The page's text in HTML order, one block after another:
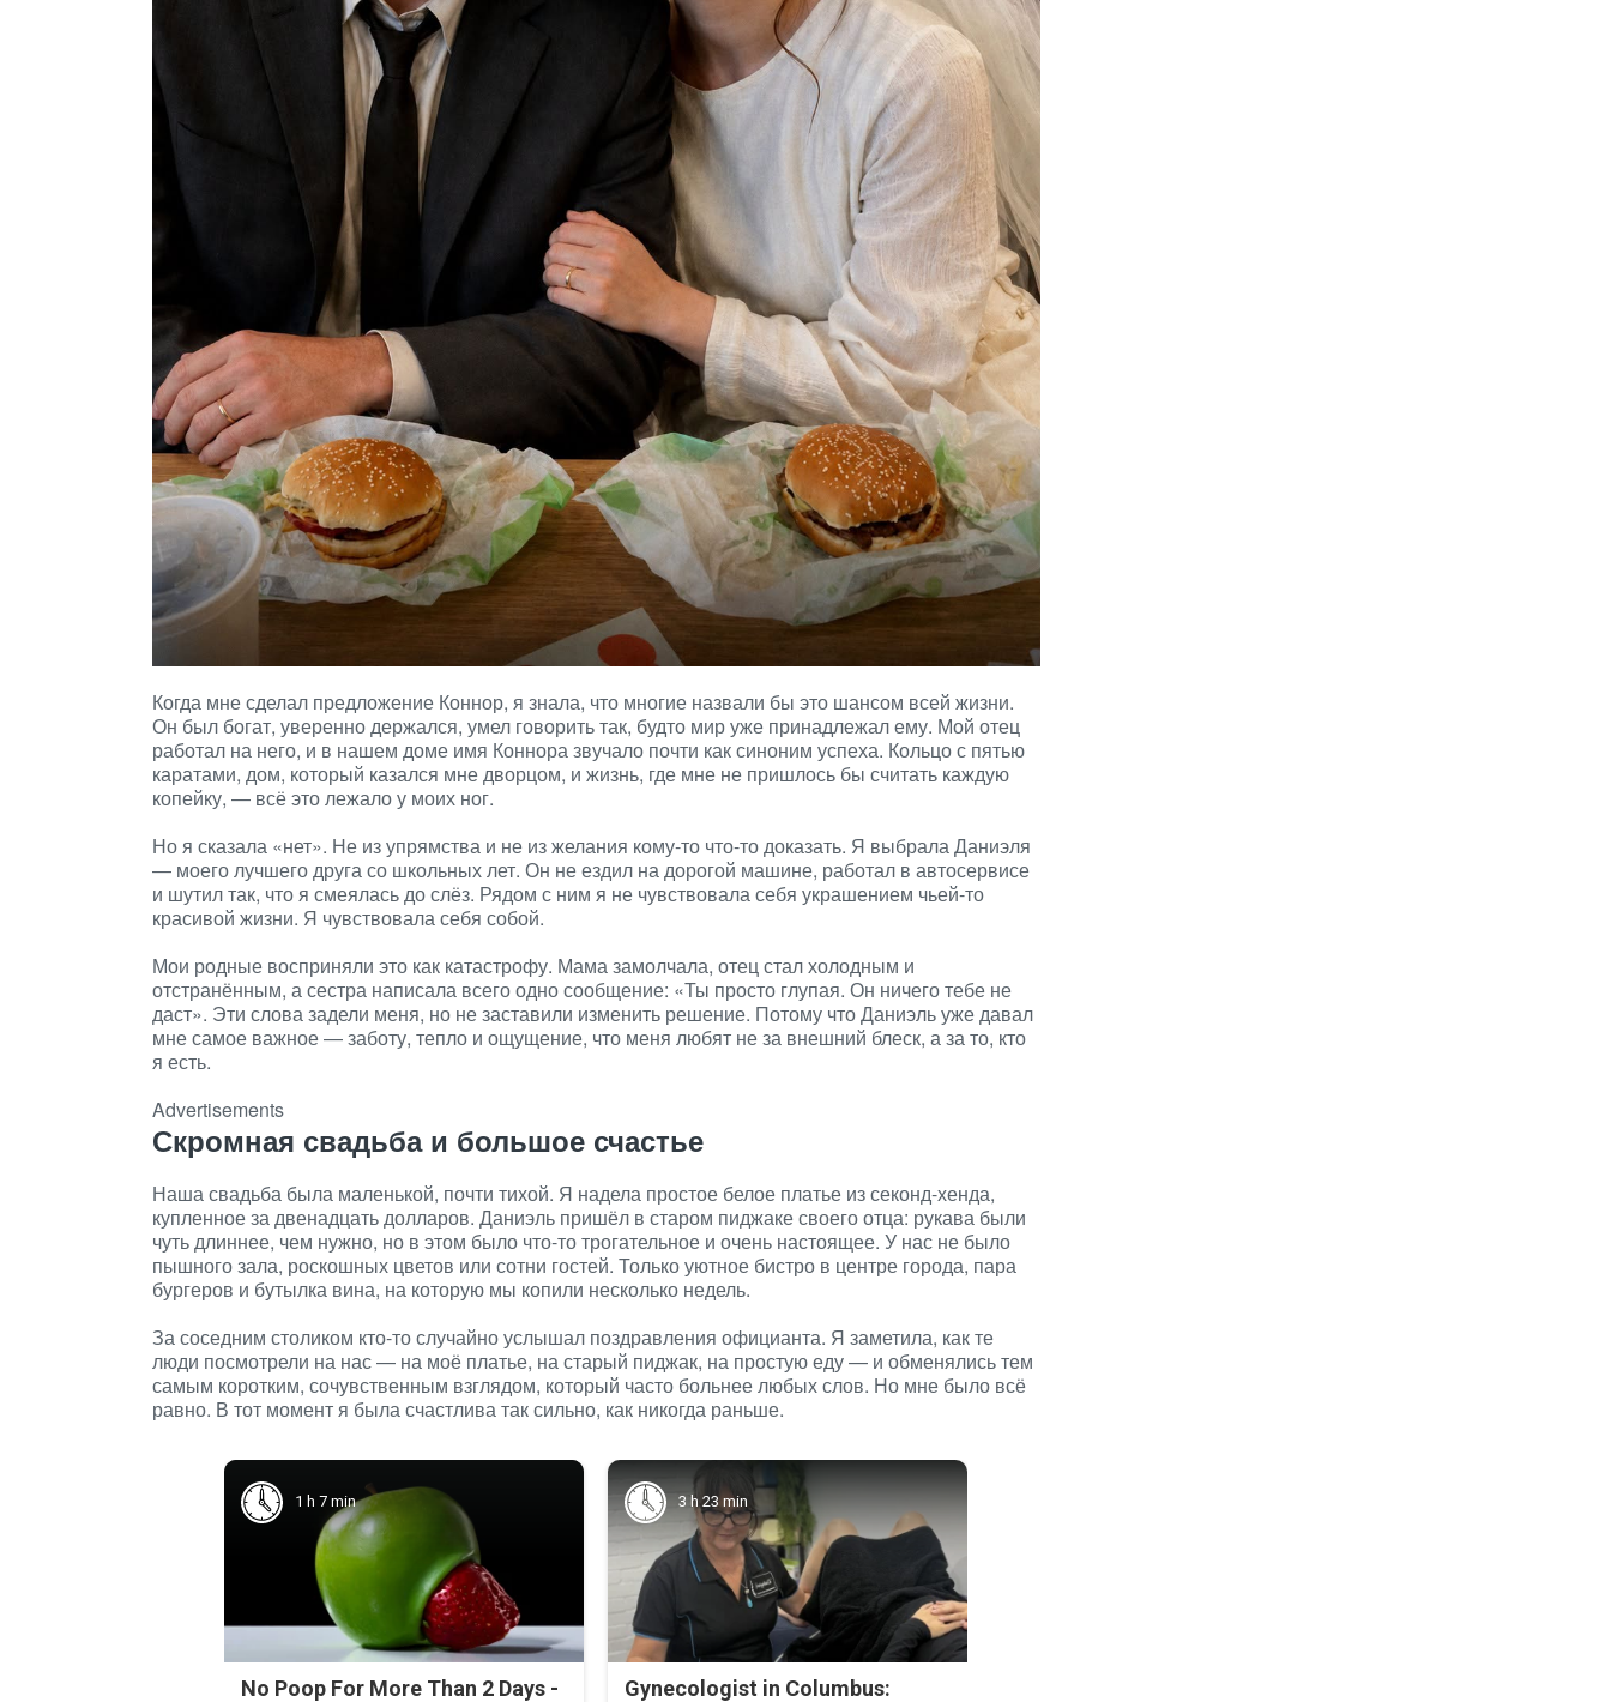
Когда мне сделал предложение Коннор, я знала, что многие назвали бы это шансом всей жизни.
Он был богат, уверенно держался, умел говорить так, будто мир уже принадлежал ему. Мой отец
работал на него, и в нашем доме имя Коннора звучало почти как синоним успеха. Кольцо с пятью
каратами, дом, который казался мне дворцом, и жизнь, где мне не пришлось бы считать каждую
копейку, — всё это лежало у моих ног.
Но я сказала «нет». Не из упрямства и не из желания кому-то что-то доказать. Я выбрала Даниэля
— моего лучшего друга со школьных лет. Он не ездил на дорогой машине, работал в автосервисе
и шутил так, что я смеялась до слёз. Рядом с ним я не чувствовала себя украшением чьей-то
красивой жизни. Я чувствовала себя собой.
Мои родные восприняли это как катастрофу. Мама замолчала, отец стал холодным и
отстранённым, а сестра написала всего одно сообщение: «Ты просто глупая. Он ничего тебе не
даст». Эти слова задели меня, но не заставили изменить решение. Потому что Даниэль уже давал
мне самое важное — заботу, тепло и ощущение, что меня любят не за внешний блеск, а за то, кто
я есть.
Advertisements
Скромная свадьба и большое счастье
Наша свадьба была маленькой, почти тихой. Я надела простое белое платье из секонд-хенда,
купленное за двенадцать долларов. Даниэль пришёл в старом пиджаке своего отца: рукава были
чуть длиннее, чем нужно, но в этом было что-то трогательное и очень настоящее. У нас не было
пышного зала, роскошных цветов или сотни гостей. Только уютное бистро в центре города, пара
бургеров и бутылка вина, на которую мы копили несколько недель.
За соседним столиком кто-то случайно услышал поздравления официанта. Я заметила, как те
люди посмотрели на нас — на моё платье, на старый пиджак, на простую еду — и обменялись тем
самым коротким, сочувственным взглядом, который часто больнее любых слов. Но мне было всё
равно. В тот момент я была счастлива так сильно, как никогда раньше.
1 h 7 min
No Poop For More Than 2 Days -
3 h 23 min
Gynecologist in Columbus: